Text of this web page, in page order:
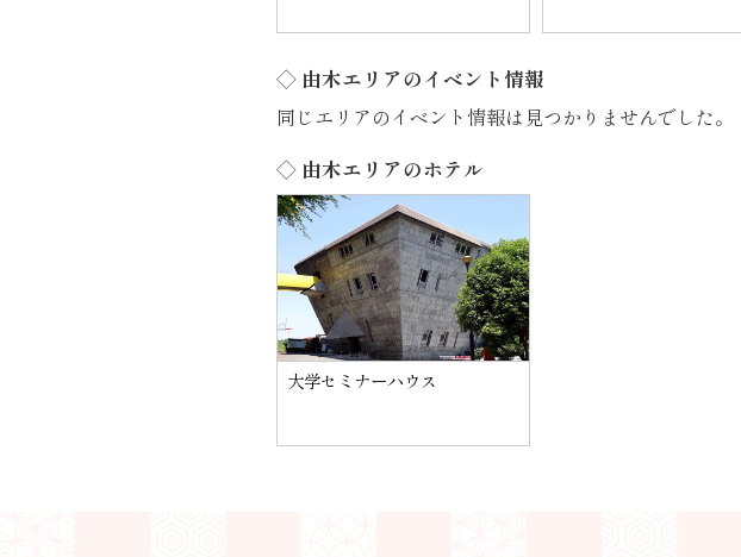
◇ 由木エリアのイベント情報
同じエリアのイベント情報は見つかりませんでした。
◇ 由木エリアのホテル
大学セミナーハウス